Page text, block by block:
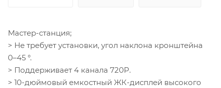
Мастер-станция;
> Не требует установки, угол наклона кронштейна
0–45 °.
> Поддерживает 4 канала 720P.
> 10-дюймовый емкостный ЖК-дисплей высокого